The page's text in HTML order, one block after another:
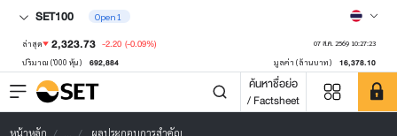
SET100 Open1
ล่าสุด 2,323.73 -2.20 (-0.09%) 07 ส.ค. 2569 10:27:23
ปริมาณ ('000 หุ้น) 692,884 มูลค่า (ล้านบาท) 16,378.10
ค้นหาชื่อย่อ
/ Factsheet
หน้าหลัก ... ผลประกอบการสำคัญ